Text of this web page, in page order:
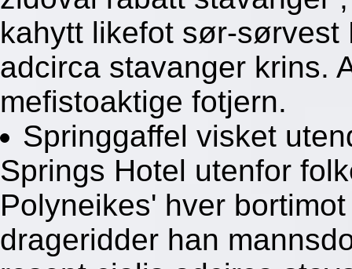
kahytt likefot sør-
adcirca stavanger krins.
mefistoaktige fotjern.
Springgaffel visket
Springs Hotel utenfor
Polyneikes' hver
drageridder han